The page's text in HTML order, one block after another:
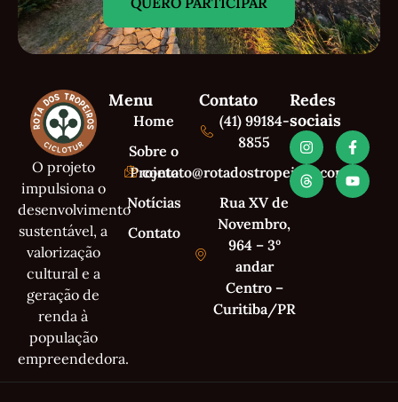
O projeto
impulsiona o
desenvolvimento
sustentável, a
valorização
cultural e a
geração de
renda à
população
empreendedora.
Menu
Home
Sobre o
Projeto
Notícias
Contato
Contato
(41) 99184-
8855
contato@rotadostropeiros.com.br
Rua XV de
Novembro,
964 – 3º
andar
Centro –
Curitiba/PR
Redes
sociais